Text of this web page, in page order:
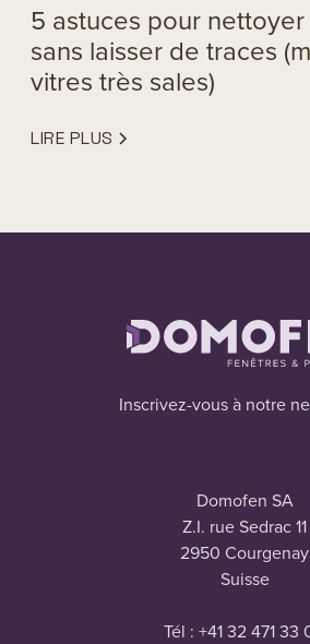
5 astuces pour
sans laisser de traces
vitres très sales)
LIRE PLUS
Inscrivez-vous à notre
Domofen SA
Z.I. rue Sedrac 11
2950 Courgenay
Suisse
Tél : +41 32 471 33